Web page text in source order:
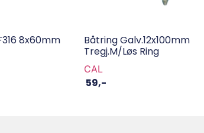
8x60mm
Båtring Galv.12x100mm
Tregj.m/løs Ring
CAL
59,-